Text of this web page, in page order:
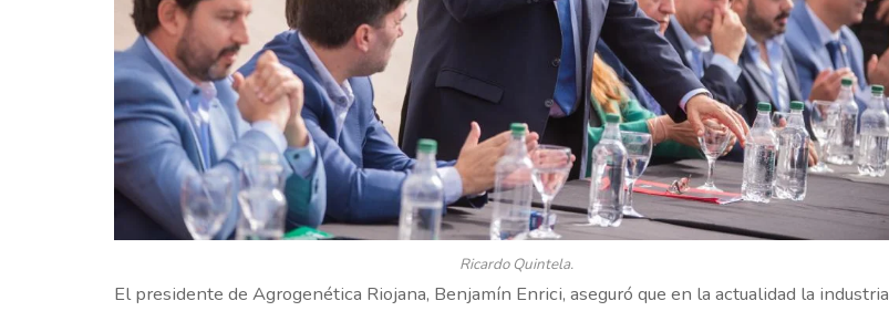
Ricardo Quintela.
El presidente de Agrogenética Riojana, Benjamín Enrici, aseguró que en la actualidad la industria